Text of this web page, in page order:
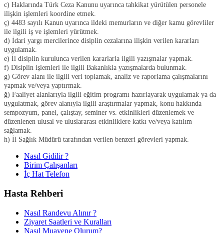
c) Haklarında Türk Ceza Kanunu uyarınca tahkikat yürütülen personele
ilişkin işlemleri koordine etmek.
ç) 4483 sayılı Kanun uyarınca ildeki memurların ve diğer kamu görevliler
ile ilgili iş ve işlemleri yürütmek.
d) İdari yargı mercilerince disiplin cezalarına ilişkin verilen kararları
uygulamak.
e) İl disiplin kurulunca verilen kararlarla ilgili yazışmalar yapmak.
f) Disiplin işlemleri ile ilgili Bakanlıkla yazışmalarda bulunmak.
g) Görev alanı ile ilgili veri toplamak, analiz ve raporlama çalışmalarını
yapmak ve/veya yaptırmak.
ğ) Faaliyet alanlarıyla ilgili eğitim programı hazırlayarak uygulamak ya da
uygulatmak, görev alanıyla ilgili araştırmalar yapmak, konu hakkında
sempozyum, panel, çalıştay, seminer vs. etkinlikleri düzenlemek ve
düzenlenen ulusal ve uluslararası etkinliklere katkı ve/veya katılım
sağlamak.
h) İl Sağlık Müdürü tarafından verilen benzeri görevleri yapmak.
Nasıl Gidilir ?
Birim Çalışanları
İç Hat Telefon
Hasta Rehberi
Nasıl Randevu Alınır ?
Ziyaret Saatleri ve Kuralları
Nasıl Muayene Olurum?